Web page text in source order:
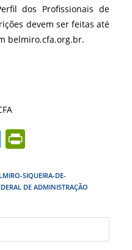
dos Profissionais de
devem ser feitas até
belmiro.cfa.org.br.
M
ss
e
n
g
tF
ri
e
n
SIQUEIRA-DE-
DE ADMINISTRAÇÃO
a